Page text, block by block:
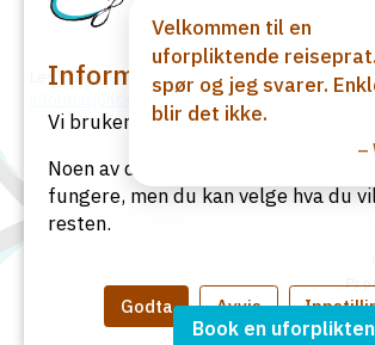
Informasjonskapsler
Vi bruker informasjonskapsler på
Noen av de er nødvendige for at
fungere, men du kan velge hva du
resten.
Godta Avvis
Les vårpersonvernerklæring, og se
informasjonskapsler her.
Velkommen til en
uforpliktende
spør og jeg svarer.
blir det ikke.
–
Book en